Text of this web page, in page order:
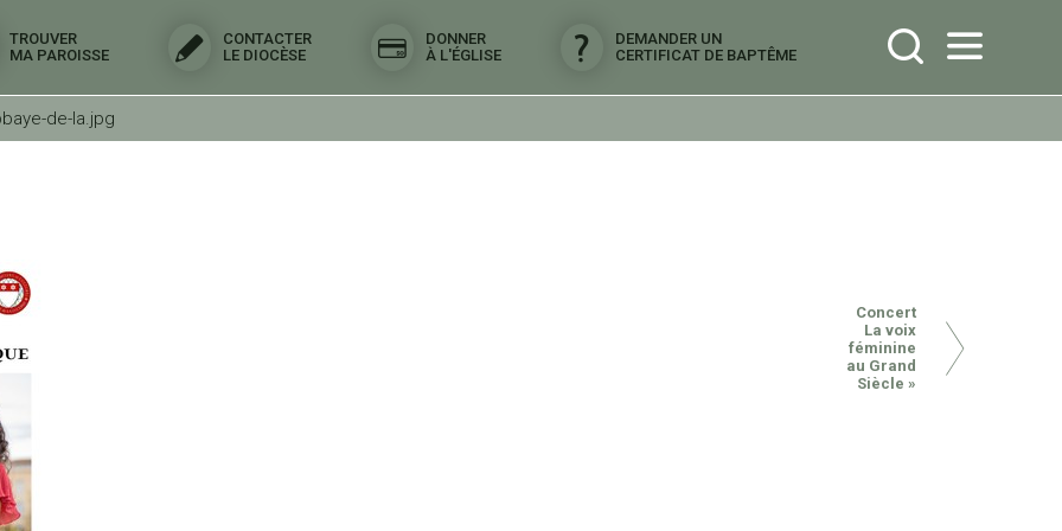
TROUVER
MA PAROISSE
CONTACTER
LE DIOCÈSE
DONNER
À L'ÉGLISE
DEMANDER UN
CERTIFICAT DE BAPTÊME
de-la.jpg
Concert
La voix
féminine
au Grand
Siècle »